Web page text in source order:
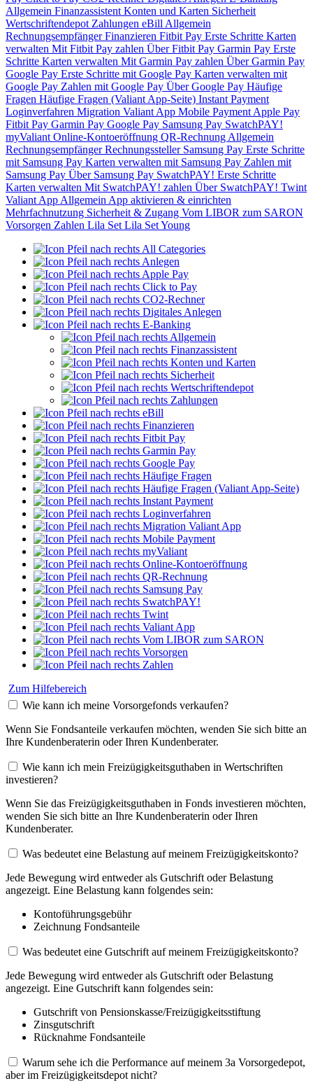
Allgemein Finanzassistent Konten und Karten Sicherheit
Wertschriftendepot Zahlungen eBill Allgemein
RechnungsempfängerFinanzieren Fitbit Pay Erste Schritte Karten
verwalten Mit Fitbit Pay zahlen Über Fitbit Pay Garmin Pay Erste
Schritte Karten verwalten Mit Garmin Pay zahlen Über Garmin Pay
Google Pay Erste Schritte mit Google Pay Karten verwalten mit
Google Pay Zahlen mit Google Pay Über Google Pay Häufige
Fragen Häufige Fragen (Valiant App-Seite) Instant Payment
Loginverfahren Migration Valiant App Mobile Payment Apple Pay
Fitbit Pay Garmin Pay Google Pay Samsung Pay SwatchPAY!
myValiant Online-Kontoeröffnung QR-Rechnung Allgemein
RechnungsempfängerRechnungssteller Samsung Pay Erste Schritte
mit Samsung Pay Karten verwalten mit Samsung Pay Zahlen mit
Samsung Pay Über Samsung Pay SwatchPAY! Erste Schritte
Karten verwalten Mit SwatchPAY! zahlen Über SwatchPAY! Twint
Valiant App Allgemein App aktivieren & einrichten
Mehrfachnutzung Sicherheit & Zugang Vom LIBOR zum SARON
Vorsorgen Zahlen Lila Set Lila Set Young
All Categories
Anlegen
Apple Pay
Click to Pay
CO2-Rechner
Digitales Anlegen
E-Banking
Allgemein
Finanzassistent
Konten und Karten
Sicherheit
Wertschriftendepot
Zahlungen
eBill
Finanzieren
Fitbit Pay
Garmin Pay
Google Pay
Häufige Fragen
Häufige Fragen (Valiant App-Seite)
Instant Payment
Loginverfahren
Migration Valiant App
Mobile Payment
myValiant
Online-Kontoeröffnung
QR-Rechnung
Samsung Pay
SwatchPAY!
Twint
Valiant App
Vom LIBOR zum SARON
Vorsorgen
Zahlen
Zum Hilfebereich
Wie kann ich meine Vorsorgefonds verkaufen?
Wenn Sie Fondsanteile verkaufen möchten, wenden Sie sich bitte an
Ihre Kundenberaterin oder Ihren Kundenberater.
Wie kann ich mein Freizügigkeitsguthaben in Wertschriften
investieren?
Wenn Sie das Freizügigkeitsguthaben in Fonds investieren möchten,
wenden Sie sich bitte an Ihre Kundenberaterin oder Ihren
Kundenberater.
Was bedeutet eine Belastung auf meinem Freizügigkeitskonto?
Jede Bewegung wird entweder als Gutschrift oder Belastung
angezeigt. Eine Belastung kann folgendes sein:
Kontoführungsgebühr
Zeichnung Fondsanteile
Was bedeutet eine Gutschrift auf meinem Freizügigkeitskonto?
Jede Bewegung wird entweder als Gutschrift oder Belastung
angezeigt. Eine Gutschrift kann folgendes sein:
Gutschrift von Pensionskasse/Freizügigkeitsstiftung
Zinsgutschrift
Rücknahme Fondsanteile
Warum sehe ich die Performance auf meinem 3a Vorsorgedepot,
aber im Freizügigkeitsdepot nicht?